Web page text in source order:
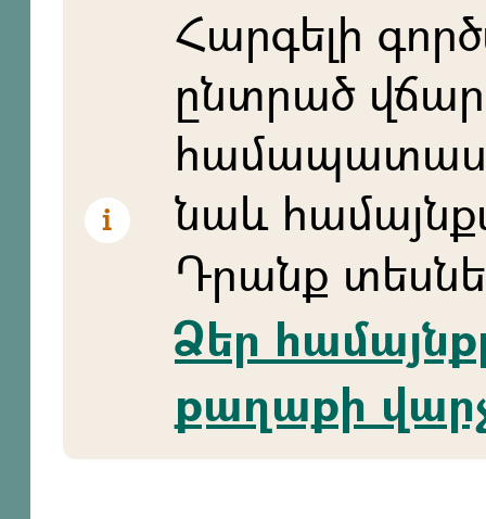
Հարգելի
ընտրած
նաև
Դրանք
Ձեր
քաղաքի